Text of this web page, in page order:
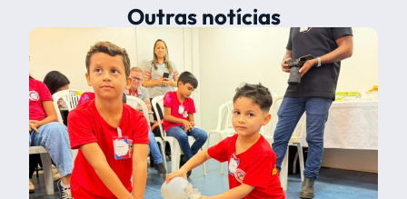
Outras notícias